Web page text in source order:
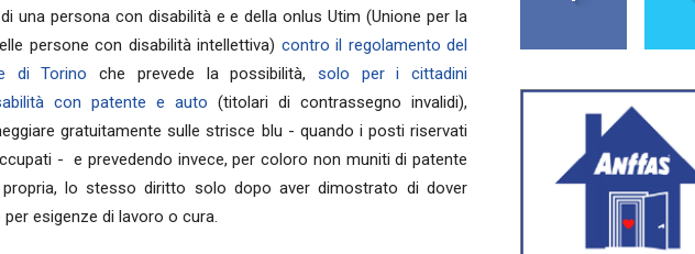
una persona con disabilità e e della onlus Utim (Unione per la
persone con disabilità intellettiva) contro il regolamento del
di Torino che prevede la possibilità, solo per i cittadini
con patente e auto (titolari di contrassegno invalidi),
gratuitamente sulle strisce blu - quando i posti riservati
- e prevedendo invece, per coloro non muniti di patente
lo stesso diritto solo dopo aver dimostrato di dover
esigenze di lavoro o cura.